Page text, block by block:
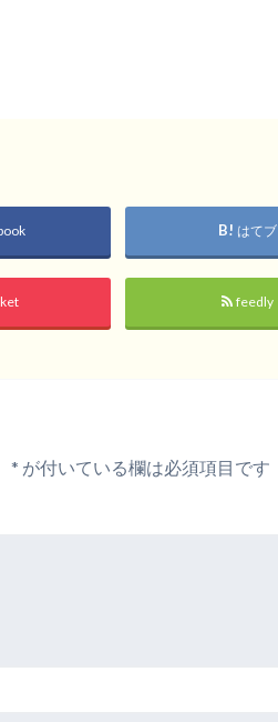
はてブ
feedly
* が付いている欄は必須項目です